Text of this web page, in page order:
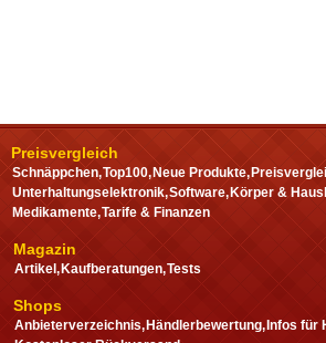
Preisvergleich
Schnäppchen Top100 Neue Produkte
Unterhaltungselektronik Software Körper &
Medikamente Tarife & Finanzen
Magazin
Artikel Kaufberatungen Tests
Shops
Anbieterverzeichnis Händlerbewertung Infos für